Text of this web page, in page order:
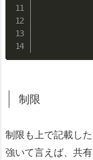
制限
制限も上で記載した
強いて言えば、共